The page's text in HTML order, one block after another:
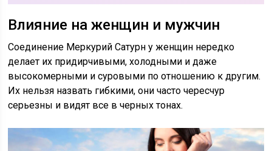
Влияние на женщин и мужчин
Соединение Меркурий Сатурн у женщин нередко
делает их придирчивыми, холодными и даже
высокомерными и суровыми по отношению к другим.
Их нельзя назвать гибкими, они часто чересчур
серьезны и видят все в черных тонах.